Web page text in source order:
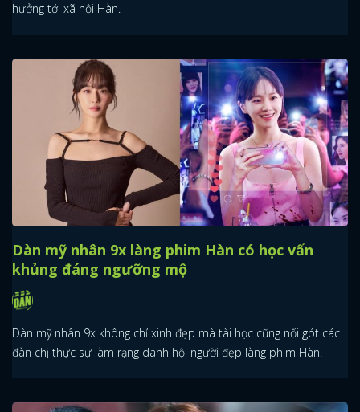
hưởng tới xã hội Hàn.
Dàn mỹ nhân 9x làng phim Hàn có học vấn
khủng đáng ngưỡng mộ
Dàn mỹ nhân 9x không chỉ xinh đẹp mà tài học cũng nối gót các
đàn chị thực sự làm rạng danh hội người đẹp làng phim Hàn.